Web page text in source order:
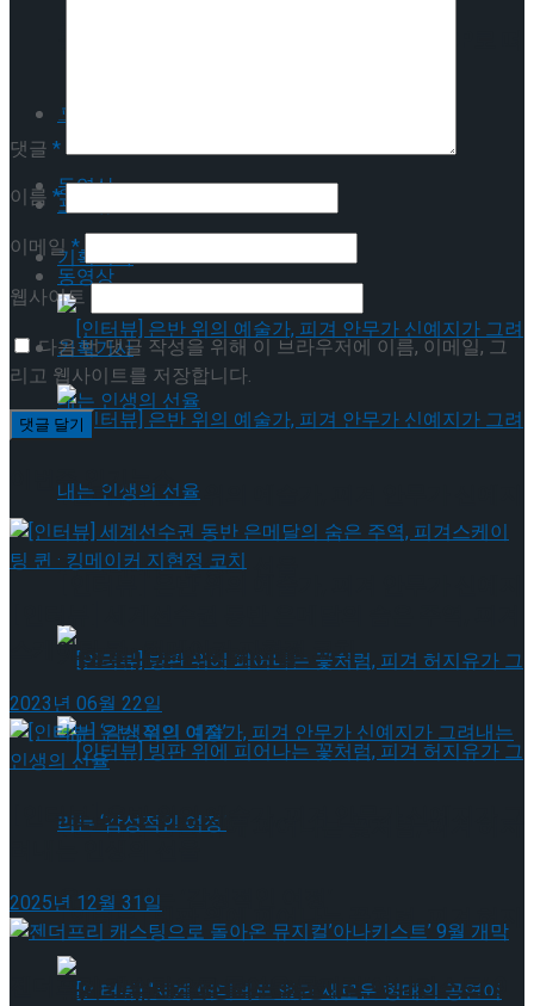
포토뉴스
동영상
기획기사
[인터뷰] 은반 위의 예술가, 피겨 안무가 신예지
가 그려내는 인생의 선율
[인터뷰] 빙판 위에 피어나는 꽃처럼, 피겨 허지
유가 그리는 ‘감성적인 여정’
나는 특별한 휴가 <동대문 바이브>
포토뉴스
동영상
기획기사
가 그려내는 인생의 선율
[인터뷰] 빙판 위에 피어나는 꽃처럼, 피겨 허지
유가 그리는 ‘감성적인 여정’
댓글 *
이름 *
이메일*
웹사이트
다음 번 댓글 작성을 위해 이 브라우저에 이름, 이메일, 그
리고 웹사이트를 저장합니다.
이번주 인기뉴스
스케이팅 퀸 · 킹메이커 지현정 코치
2023년 06월 22일
[인터뷰] 은반 위의 예술가, 피겨 안무가 신예지가 그
2025년 12월 31일
젠더프리 캐스팅으로 돌아온 뮤지컬’아나키스트’ 9